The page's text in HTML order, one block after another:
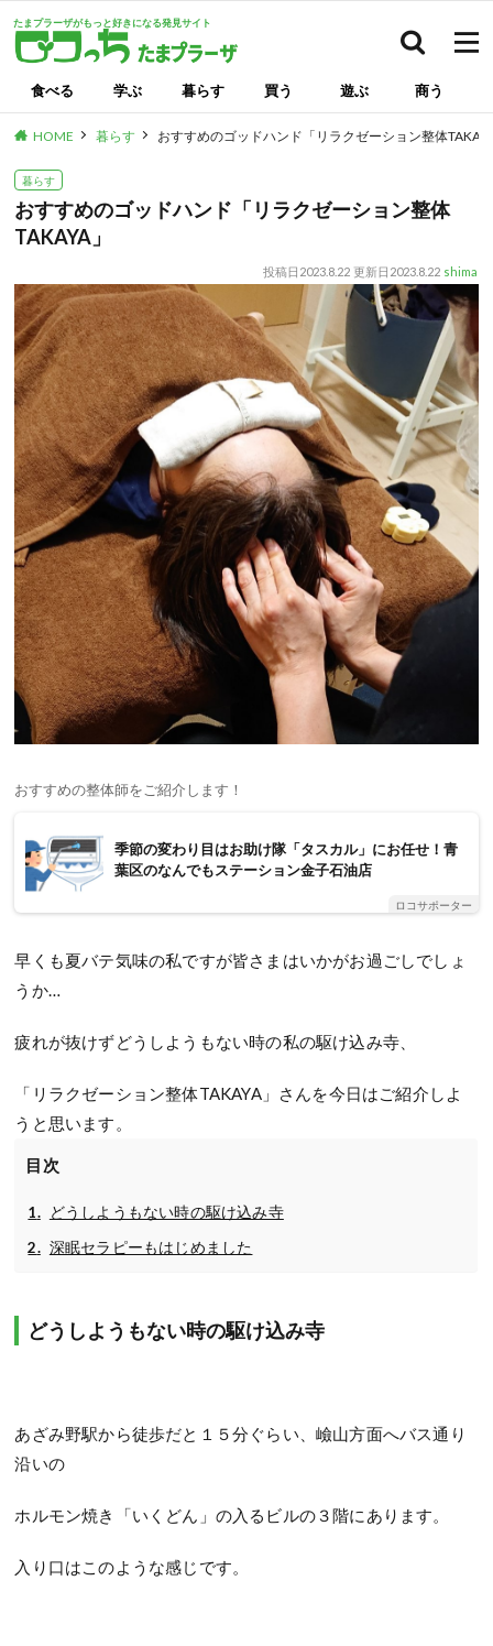
たまプラーザがもっと好きになる発見サイト
食べる 学ぶ 暮らす 買う 遊ぶ 商う
HOME 暮らす おすすめのゴッドハンド「リラクゼーション整体
暮らす
おすすめのゴッドハンド「リラクゼーション整体
TAKAYA」
投稿日 2023.8.22 更新日 2023.8.22 shima
おすすめの整体師をご紹介します！
季節の変わり目はお助け隊「タスカル」にお任せ！青
葉区のなんでもステーション金子石油店
ロコサポーター
早くも夏バテ気味の私ですが皆さまはいかがお過ごしでしょ
うか…
疲れが抜けずどうしようもない時の私の駆け込み寺、
「リラクゼーション整体TAKAYA」さんを今日はご紹介しよ
うと思います。
目次
どうしようもない時の駆け込み寺
深眠セラピーもはじめました
どうしようもない時の駆け込み寺
あざみ野駅から徒歩だと１５分ぐらい、嶮山方面へバス通り
沿いの
ホルモン焼き「いくどん」の入るビルの３階にあります。
入り口はこのような感じです。